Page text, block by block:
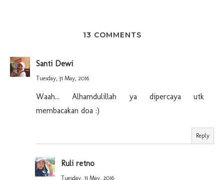
13 COMMENTS
Santi Dewi
Tuesday, 31 May, 2016
Waah... Alhamdulillah ya dipercaya utk
membacakan doa :)
Reply
Ruli retno
Tuesday, 31 May, 2016